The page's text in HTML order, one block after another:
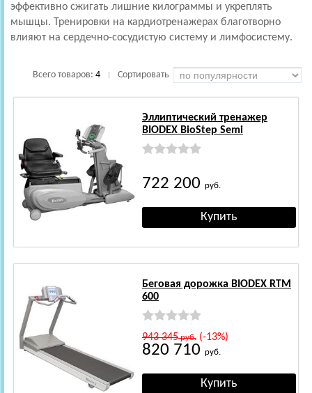
эффективно сжигать лишние килограммы и укреплять
мышцы. Тренировки на кардиотренажерах благотворно
влияют на сердечно-сосудистую систему и лимфосистему.
Всего товаров: 4 Сортировать
Эллиптический тренажер
BIODEX BioStep Semi
722 200 руб.
Беговая дорожка BIODEX RTM
600
943 345руб.(-13%)
820 710 руб.